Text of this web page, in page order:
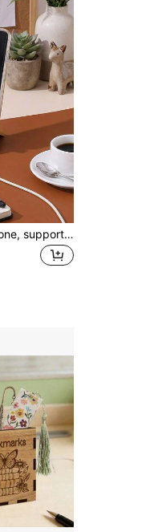
Support de téléphone, support en bois minimaliste pour la cuisine, la salle de bain et le bureau, durable et stable avec découpe de charge, visionnage mains libres pour les vidéos de cuisine et le divertissement de salle de bain, conception, convient à tous les téléphones, idéal pour les petits espaces.